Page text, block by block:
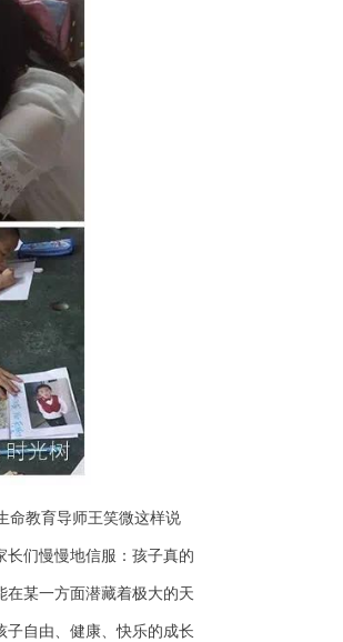
命教育导师王笑微这样说
长们慢慢地信服：孩子真的
在某一方面潜藏着极大的天
子自由、健康、快乐的成长